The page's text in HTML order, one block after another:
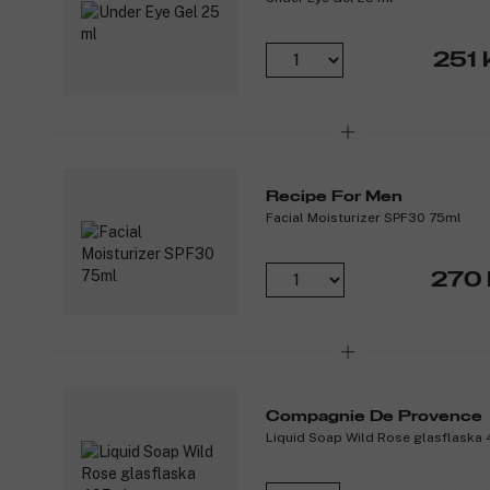
251
Recipe For Men
Facial Moisturizer SPF30 75ml
270
Compagnie De Provence
Liquid Soap Wild Rose glasflaska